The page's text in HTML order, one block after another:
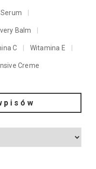
Serum
Balm
C Witamina E
Creme